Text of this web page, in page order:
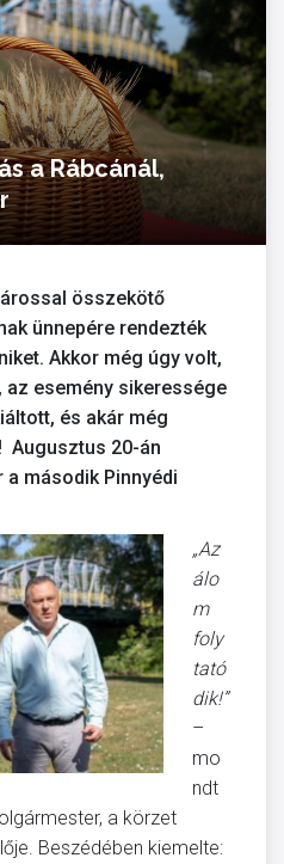
a Rábcánál,
összekötő
ünnepére rendezték
Akkor még úgy volt,
esemény sikeressége
és akár még
Augusztus 20-án
második Pinnyédi
„Az
álo
m
foly
tató
dik!”
–
mo
ndt
a körzet
Beszédében kiemelte: